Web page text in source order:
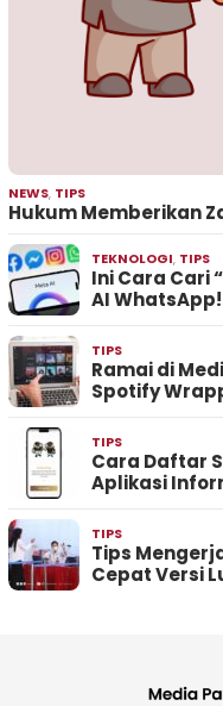
NEWS, TIPS
Hukum Memberikan
TEKNOLOGI, TIPS
Ini Cara Cari
AI WhatsApp!
TIPS
Ramai di
Spotify
TIPS
Cara Daftar
Aplikasi
TIPS
Tips
Cepat Versi